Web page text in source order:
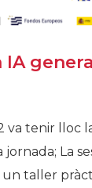
IA
va tenir lloc
La
taller